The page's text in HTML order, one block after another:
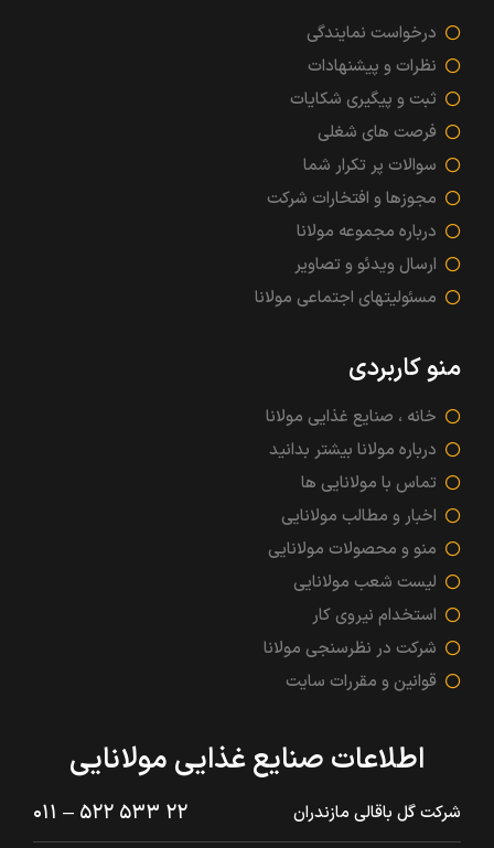
درخواست نمایندگی
نظرات و پیشنهادات
ثبت و پیگیری شکایات
فرصت های شغلی
سوالات پر تکرار شما
مجوزها و افتخارات شرکت
درباره مجموعه مولانا
ارسال ویدئو و تصاویر
مسئولیتهای اجتماعی مولانا
منو کاربردی
خانه ، صنایع غذایی مولانا
درباره مولانا بیشتر بدانید
تماس با مولانایی ها
اخبار و مطالب مولانایی
منو و محصولات مولانایی
لیست شعب مولانایی
استخدام نیروی کار
شرکت در نظرسنجی مولانا
قوانین و مقررات سایت
اطلاعات صنایع غذایی مولانایی
شرکت گل باقالی مازندران ۲۲ ۵۳۳ ۵۲۲ – ۰۱۱